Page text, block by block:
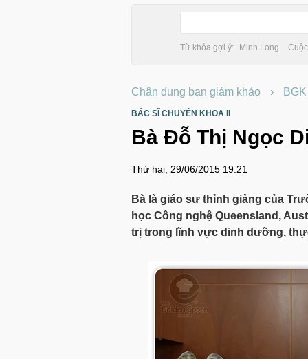
Từ khóa gợi ý: Minh Long
Chân dung ban giám khảo ›
BÁC SĨ CHUYÊN KHOA II
Bà Đỗ Thị Ngọc
Thứ hai, 29/06/2015 19:21
Bà là giáo sư thỉnh giảng của
học Công nghệ Queensland,
trị trong lĩnh vực dinh dưỡng,